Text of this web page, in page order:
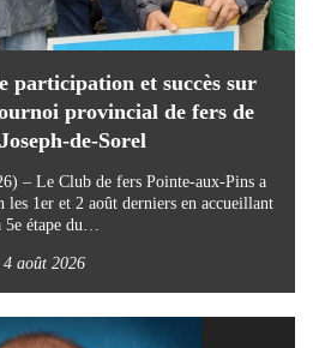
participation et succès sur
provincial de fers de
de-Sorel
– Le Club de fers Pointe-aux-Pins a
les 1er et 2 août derniers en accueillant
5e étape du…
4 août 2026